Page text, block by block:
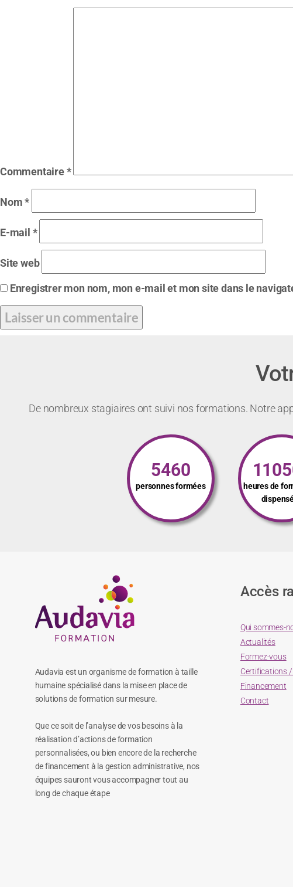
Commentaire*
Nom*
E-mail *
Site web
Enregistrer mon nom, mon e-mail et mon site dans le
De nombreux stagiaires ont suivi nos formations. Notre
5460
personnes formées
heures de
Audavia est un organisme de formation à taille
humaine spécialisé dans la mise en place de
solutions de formation sur mesure.
Que ce soit de l’analyse de vos besoins à la
réalisation d’actions de formation
personnalisées, ou bien encore de la recherche
de financement à la gestion administrative, nos
équipes sauront vous accompagner tout au
long de chaque étape
Accès
Qui sommes-
Actualités
Formez-vous
Certifications /
Financement
Contact